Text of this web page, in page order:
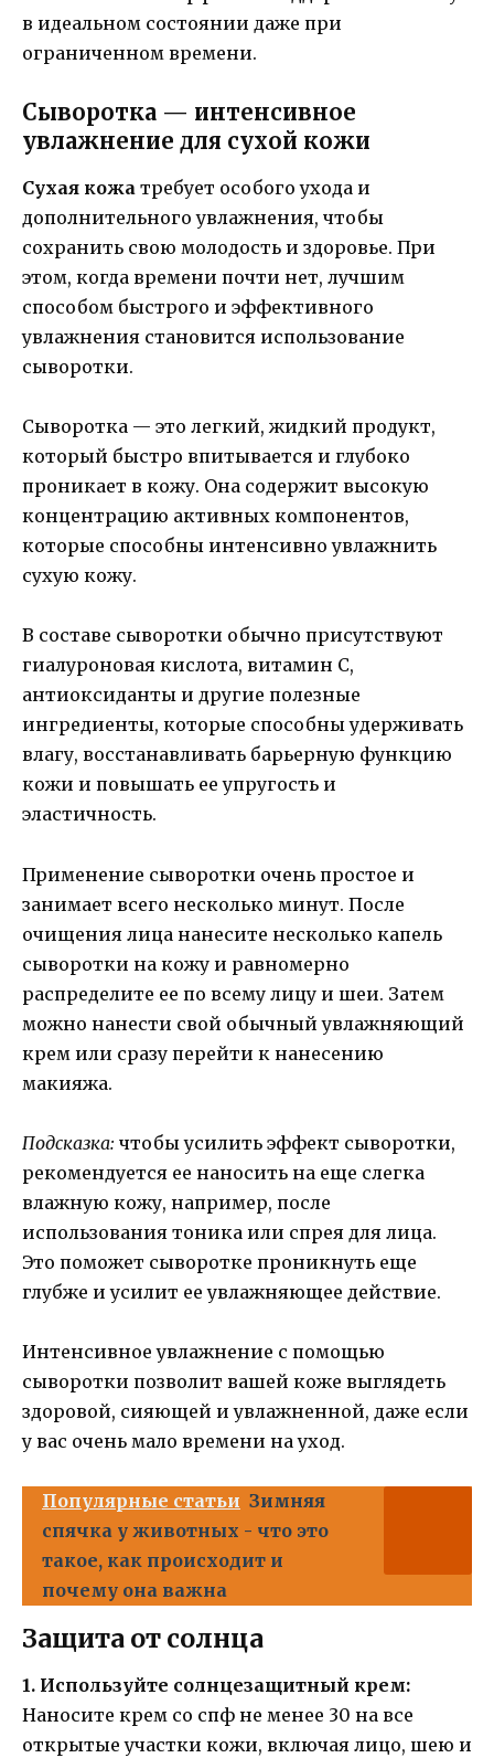
в идеальном состоянии даже при
ограниченном времени.
Сыворотка — интенсивное
увлажнение для сухой кожи
Сухая кожа требует особого ухода и
дополнительного увлажнения, чтобы
сохранить свою молодость и здоровье. При
этом, когда времени почти нет, лучшим
способом быстрого и эффективного
увлажнения становится использование
сыворотки.
Сыворотка — это легкий, жидкий продукт,
который быстро впитывается и глубоко
проникает в кожу. Она содержит высокую
концентрацию активных компонентов,
которые способны интенсивно увлажнить
сухую кожу.
В составе сыворотки обычно присутствуют
гиалуроновая кислота, витамин С,
антиоксиданты и другие полезные
ингредиенты, которые способны удерживать
влагу, восстанавливать барьерную функцию
кожи и повышать ее упругость и
эластичность.
Применение сыворотки очень простое и
занимает всего несколько минут. После
очищения лица нанесите несколько капель
сыворотки на кожу и равномерно
распределите ее по всему лицу и шеи. Затем
можно нанести свой обычный увлажняющий
крем или сразу перейти к нанесению
макияжа.
Подсказка: чтобы усилить эффект сыворотки,
рекомендуется ее наносить на еще слегка
влажную кожу, например, после
использования тоника или спрея для лица.
Это поможет сыворотке проникнуть еще
глубже и усилит ее увлажняющее действие.
Интенсивное увлажнение с помощью
сыворотки позволит вашей коже выглядеть
здоровой, сияющей и увлажненной, даже если
у вас очень мало времени на уход.
Популярные статьи Зимняя
спячка у животных - что это
такое, как происходит и
почему она важна
Защита от солнца
1. Используйте солнцезащитный крем:
Наносите крем со спф не менее 30 на все
открытые участки кожи, включая лицо, шею и